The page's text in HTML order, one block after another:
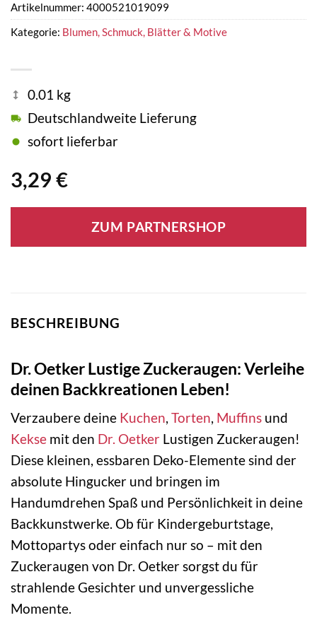
3,29 €
0.01 kg
Deutschlandweite Lieferung
sofort lieferbar
ZUM PARTNERSHOP
Artikelnummer: 4000521019099
Kategorie: Blumen, Schmuck, Blätter & Motive
BESCHREIBUNG
Dr. Oetker Lustige Zuckeraugen: Verleihe
deinen Backkreationen Leben!
Verzaubere deine Kuchen, Torten, Muffins und
Kekse mit den Dr. Oetker Lustigen Zuckeraugen!
Diese kleinen, essbaren Deko-Elemente sind der
absolute Hingucker und bringen im
Handumdrehen Spaß und Persönlichkeit in deine
Backkunstwerke. Ob für Kindergeburtstage,
Mottopartys oder einfach nur so – mit den
Zuckeraugen von Dr. Oetker sorgst du für
strahlende Gesichter und unvergessliche
Momente.